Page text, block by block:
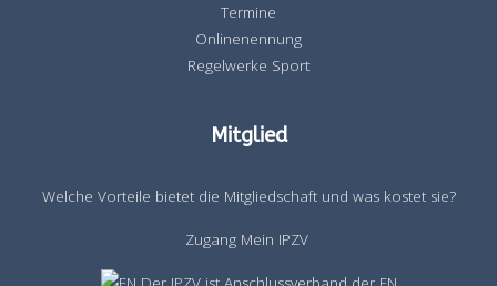
Termine
Onlinenennung
Regelwerke Sport
Mitglied
Welche Vorteile bietet die Mitgliedschaft und was kostet sie?
Zugang Mein IPZV